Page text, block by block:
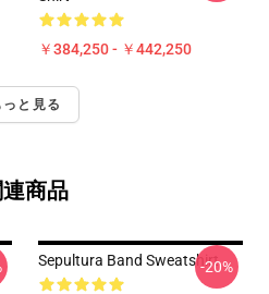
￥384,250 - ￥442,250
っと見る
連商品
Sepultura Band Sweatshirt-20%